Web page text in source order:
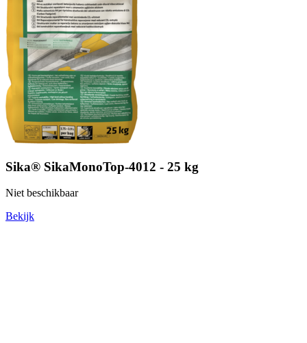
Sika® SikaMonoTop-4012 - 25 kg
Niet beschikbaar
Bekijk